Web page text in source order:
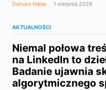
Dariusz Hałas 1 sierpnia 2026
AKTUALNOŚCI
Niemal połowa
na LinkedIn to
Badanie ujawnia
algorytmicznego